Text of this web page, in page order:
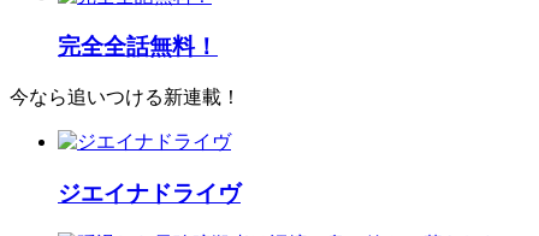
完全全話無料！
今なら追いつける新連載！
ジエイナドライヴ